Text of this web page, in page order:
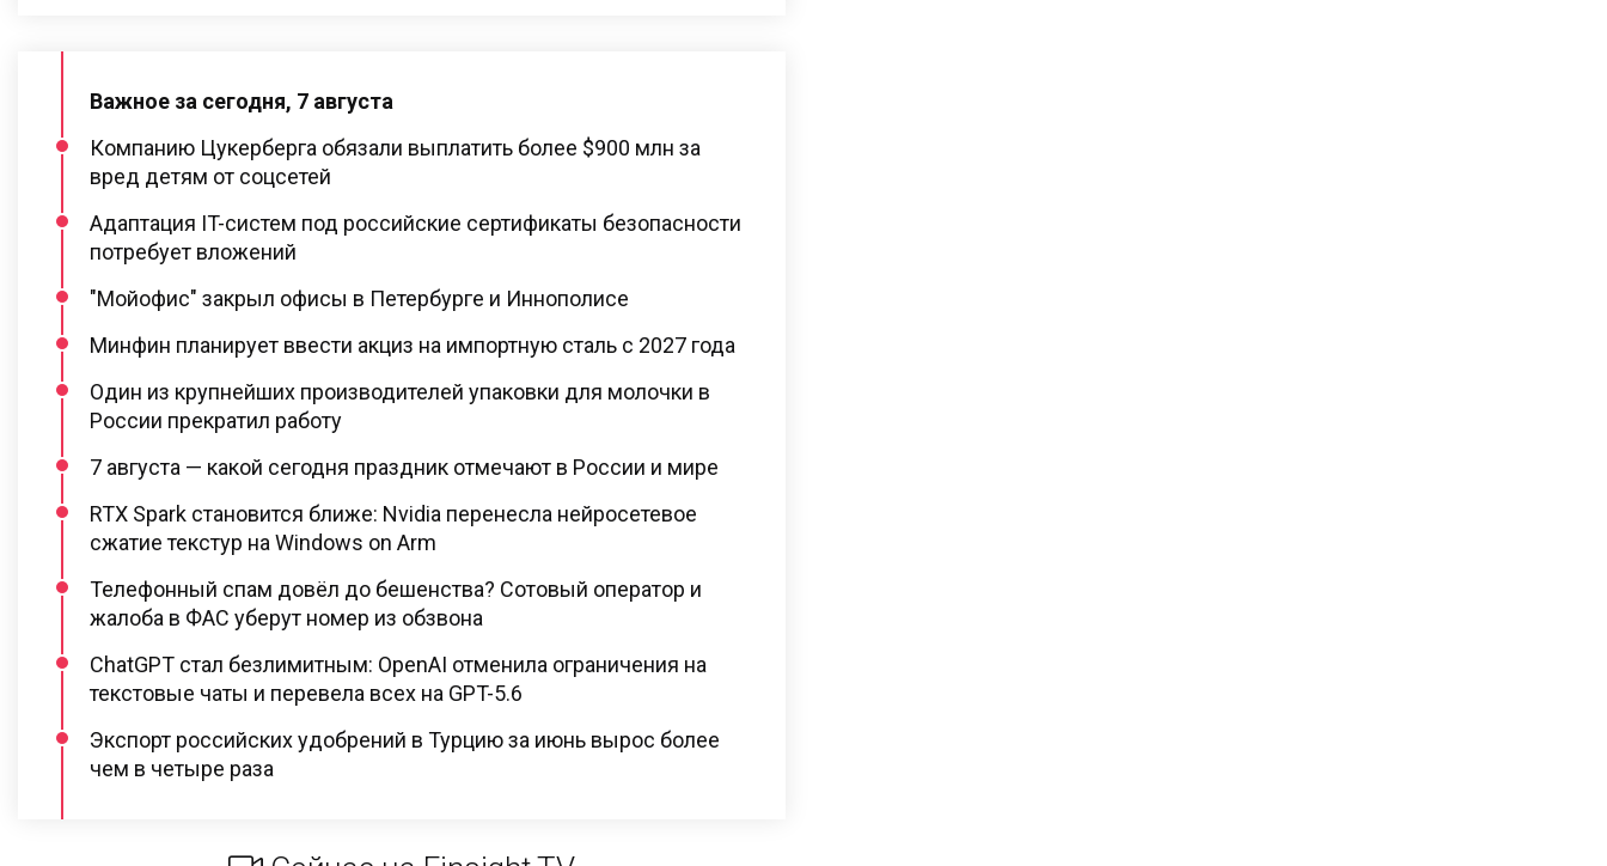
Важное за сегодня, 7 августа
Компанию Цукерберга обязали выплатить более $900 млн за
вред детям от соцсетей
Адаптация IT-систем под российские сертификаты безопасности
потребует вложений
"Мойофис" закрыл офисы в Петербурге и Иннополисе
Минфин планирует ввести акциз на импортную сталь с 2027 года
Один из крупнейших производителей упаковки для молочки в
России прекратил работу
7 августа — какой сегодня праздник отмечают в России и мире
RTX Spark становится ближе: Nvidia перенесла нейросетевое
сжатие текстур на Windows on Arm
Телефонный спам довёл до бешенства? Сотовый оператор и
жалоба в ФАС уберут номер из обзвона
ChatGPT стал безлимитным: OpenAI отменила ограничения на
текстовые чаты и перевела всех на GPT-5.6
Экспорт российских удобрений в Турцию за июнь вырос более
чем в четыре раза